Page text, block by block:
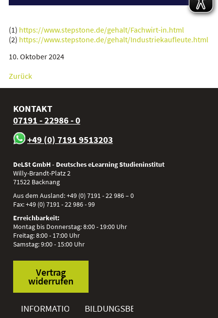
(1) https://www.stepstone.de/gehalt/Fachwirt-in.html
(2) https://www.stepstone.de/gehalt/Industriekaufleute.html
10. Oktober 2024
Zurück
KONTAKT
07191 - 22986 - 0
+49 (0) 7191 9513203
DeLSt GmbH - Deutsches eLearning Studieninstitut
Willy-Brandt-Platz 2
71522 Backnang
Aus dem Ausland:+49 (0) 7191 - 22 986 – 0
Fax:+49 (0) 7191 - 22 986 - 99
Erreichbarkeit:
Montag bis Donnerstag: 8:00 - 19:00 Uhr
Freitag: 8:00 - 17:00 Uhr
Samstag: 9:00 - 15:00 Uhr
Vertrag
widerrufen
INFORMATIONENBILDUNGSBEREICHE